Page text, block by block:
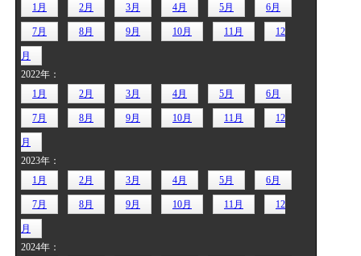
1月
2月 3月 4月 5月 6月
7月 8月 9月 10月 11月 12
月
2022年：
1月
2月 3月 4月 5月 6月
7月 8月 9月 10月 11月 12
月
2023年：
1月
2月 3月 4月 5月 6月
7月 8月 9月 10月 11月 12
月
2024年：